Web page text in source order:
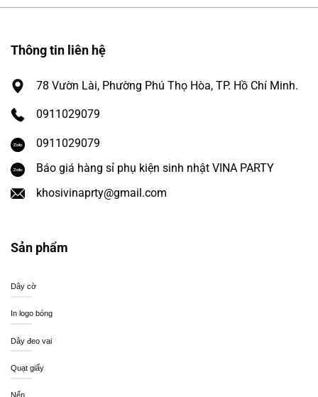
Thông tin liên hệ
78 Vườn Lài, Phường Phú Thọ Hòa, TP. Hồ Chí Minh.
0911029079
0911029079
Báo giá hàng sỉ phụ kiện sinh nhật VINA PARTY
khosivinaprty@gmail.com
Sản phẩm
Dây cờ
In logo bóng
Dây đeo vai
Quạt giấy
Nến